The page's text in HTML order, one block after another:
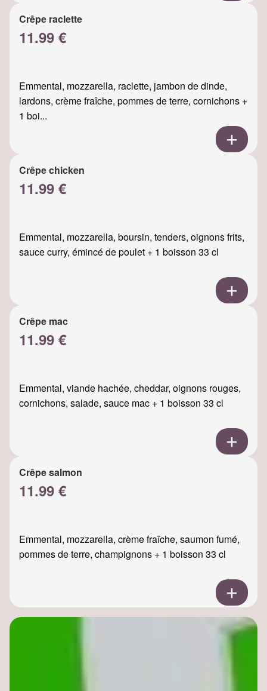
Crêpe raclette
11.99 €
Emmental, mozzarella, raclette, jambon de dinde,
lardons, crème fraîche, pommes de terre, cornichons +
1 boi...
Crêpe chicken
11.99 €
Emmental, mozzarella, boursin, tenders, oignons frits,
sauce curry, émincé de poulet + 1 boisson 33 cl
Crêpe mac
11.99 €
Emmental, viande hachée, cheddar, oignons rouges,
cornichons, salade, sauce mac + 1 boisson 33 cl
Crêpe salmon
11.99 €
Emmental, mozzarella, crème fraîche, saumon fumé,
pommes de terre, champignons + 1 boisson 33 cl